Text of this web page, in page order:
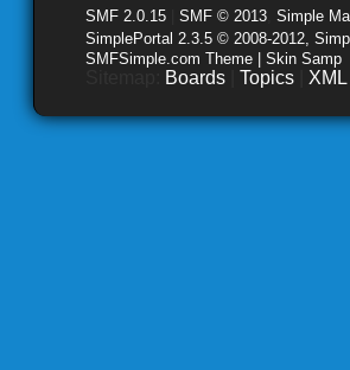
SMF 2.0.15 SMF © 2013 Simple
SimplePortal 2.3.5 © 2008-2012,
SMFSimple.com Theme | Skin Samp
Boards Topics XML